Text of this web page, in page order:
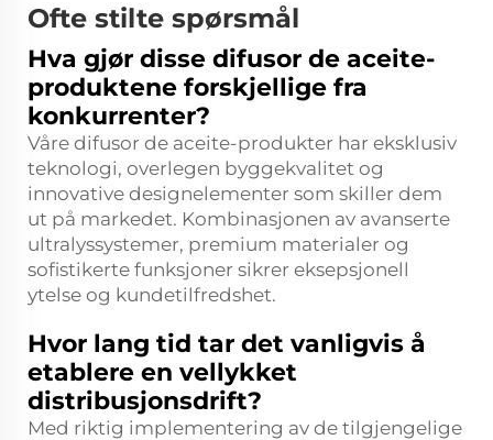
Ofte stilte spørsmål
Hva gjør disse difusor de aceite-
produktene forskjellige fra
konkurrenter?
Våre difusor de aceite-produkter har eksklusiv
teknologi, overlegen byggekvalitet og
innovative designelementer som skiller dem
ut på markedet. Kombinasjonen av avanserte
ultralyssystemer, premium materialer og
sofistikerte funksjoner sikrer eksepsjonell
ytelse og kundetilfredshet.
Hvor lang tid tar det vanligvis å
etablere en vellykket
distribusjonsdrift?
Med riktig implementering av de tilgjengelige